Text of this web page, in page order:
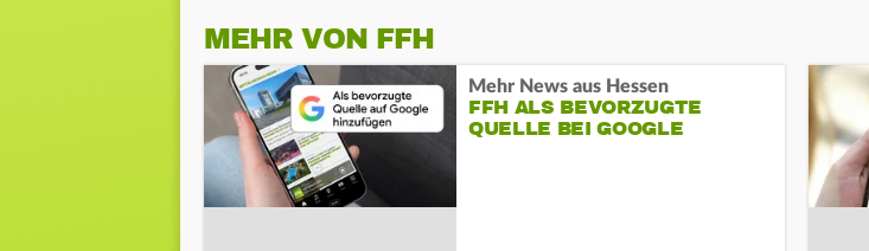
MEHR VON FFH
Mehr News aus Hessen
FFH ALS BEVORZUGTE
QUELLE BEI GOOGLE